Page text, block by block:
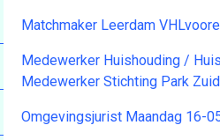
Matchmaker Leerdam
Medewerker Huishouding /
Medewerker Stichting Park
Omgevingsjurist Maandag 16-